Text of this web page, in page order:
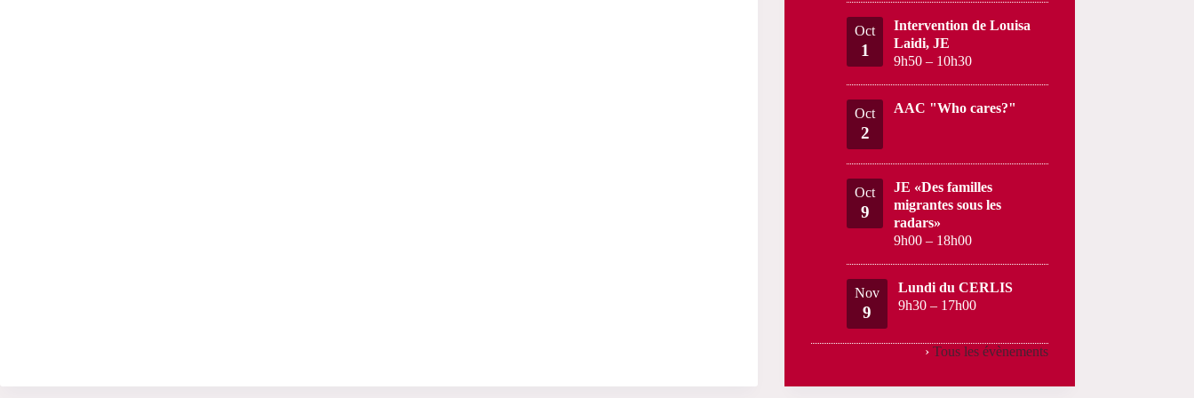
Oct
1
Intervention de Louisa
Laidi, JE
9h50 – 10h30
Oct
2
AAC "Who cares?"
Oct
9
JE «Des familles
migrantes sous les
radars»
9h00 – 18h00
Nov
9
Lundi du CERLIS
9h30 – 17h00
› Tous les évènements